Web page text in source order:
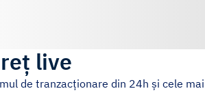
live
de tranzacționare din 24h și cele